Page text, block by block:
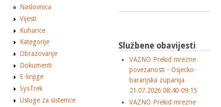
Naslovnica
Vijesti
Kuharice
Kategorije
Obrazovanje
Dokumenti
E-knjige
SysTrek
Usluge za sistemce
Službene obavijesti
VAZNO Prekid mrezne
povezanosti - Osjecko-
baranjska zupanija
21.07.2026 08:40-09:15
VAZNO Prekid mrezne